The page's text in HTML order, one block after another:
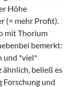
Höhe
(= mehr Profit).
mit Thorium
bemerkt:
und *viel*
ähnlich, beließ es
Forschung und